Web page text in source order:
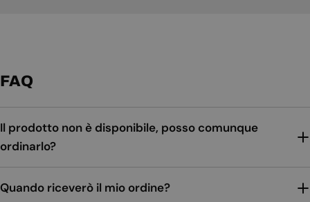
FAQ
Il prodotto non è disponibile, posso comunque
ordinarlo?
Quando riceverò il mio ordine?